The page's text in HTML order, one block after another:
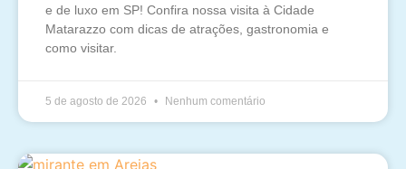
e de luxo em SP! Confira nossa visita à Cidade
Matarazzo com dicas de atrações, gastronomia e
como visitar.
5 de agosto de 2026 Nenhum comentário